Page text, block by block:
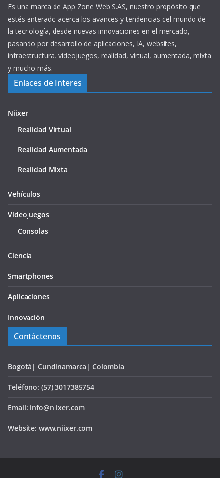
Es una marca de App Zone Web S.AS, nuestro propósito que
estés enterado acerca los avances y tendencias del mundo de
la tecnología, desde nuevas innovaciones en el mercado,
pasando por desarrollo de aplicaciones, IA, websites,
infraestructura, videojuegos, realidad, virtual, aumentada, mixta
y mucho más.
Enlaces de Interes
Niixer
Realidad Virtual
Realidad Aumentada
Realidad Mixta
Vehículos
Videojuegos
Consolas
Ciencia
Smartphones
Aplicaciones
Innovación
Contáctenos
Bogotá| Cundinamarca| Colombia
Teléfono: (57) 3017385754
Email: info@niixer.com
Website: www.niixer.com